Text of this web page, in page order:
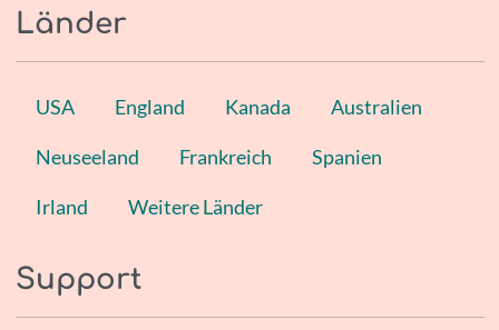
Länder
USA England Kanada Australien
Neuseeland Frankreich Spanien
Irland Weitere Länder
Support